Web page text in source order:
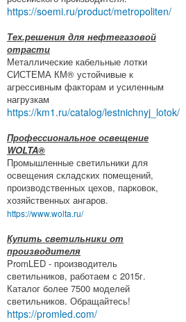
https://soemi.ru/product/metropoliten/
Тех.решения для нефтегазовой
отрасти
Металлические кабельные лотки
СИСТЕМА КМ® устойчивые к
агрессивным факторам и усиленным
нагрузкам
https://km1.ru/catalog/lestnichnyj_lotok/
Профессиональное освещение
WOLTA®
Промышленные светильники для
освещения складских помещений,
производственных цехов, парковок,
хозяйственных ангаров.
https://www.wolta.ru/
Купить светильники от
производителя
PromLED - производитель
светильников, работаем с 2015г.
Каталог более 7500 моделей
светильников. Обращайтесь!
https://promled.com/